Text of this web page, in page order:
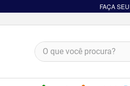
FAÇA
O que você procura?